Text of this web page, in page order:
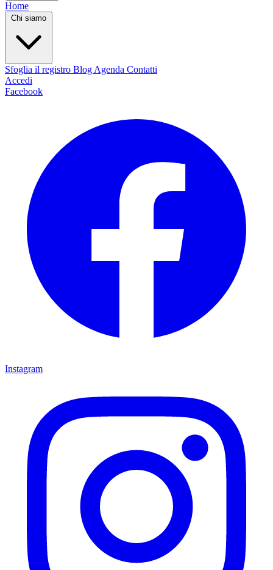
Home
Chi siamo
Sfoglia il registro Blog Agenda Contatti
Accedi
Facebook
Instagram